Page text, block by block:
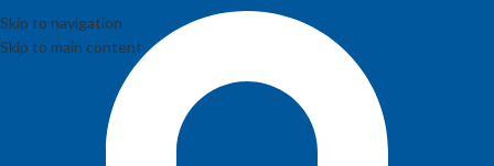
Skip to navigation
Skip to main content